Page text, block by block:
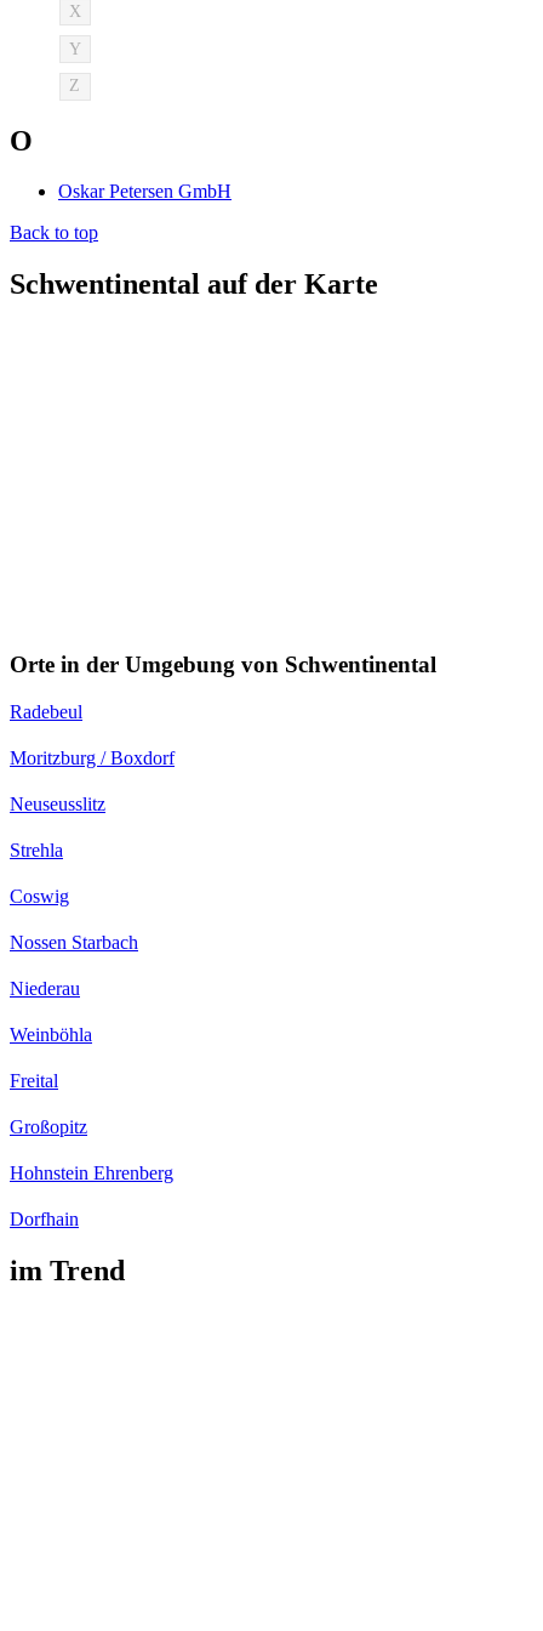
X
Y
Z
O
Oskar Petersen GmbH
Back to top
Schwentinental auf der Karte
Orte in der Umgebung von Schwentinental
Radebeul
Moritzburg / Boxdorf
Neuseusslitz
Strehla
Coswig
Nossen Starbach
Niederau
Weinböhla
Freital
Großopitz
Hohnstein Ehrenberg
Dorfhain
im Trend